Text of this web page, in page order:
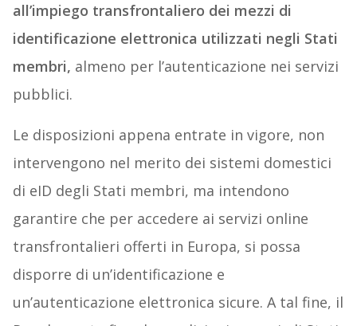
all’impiego transfrontaliero dei mezzi di
identificazione elettronica utilizzati negli Stati
membri, almeno per l’autenticazione nei servizi
pubblici.
Le disposizioni appena entrate in vigore, non
intervengono nel merito dei sistemi domestici
di eID degli Stati membri, ma intendono
garantire che per accedere ai servizi online
transfrontalieri offerti in Europa, si possa
disporre di un’identificazione e
un’autenticazione elettronica sicure. A tal fine, il